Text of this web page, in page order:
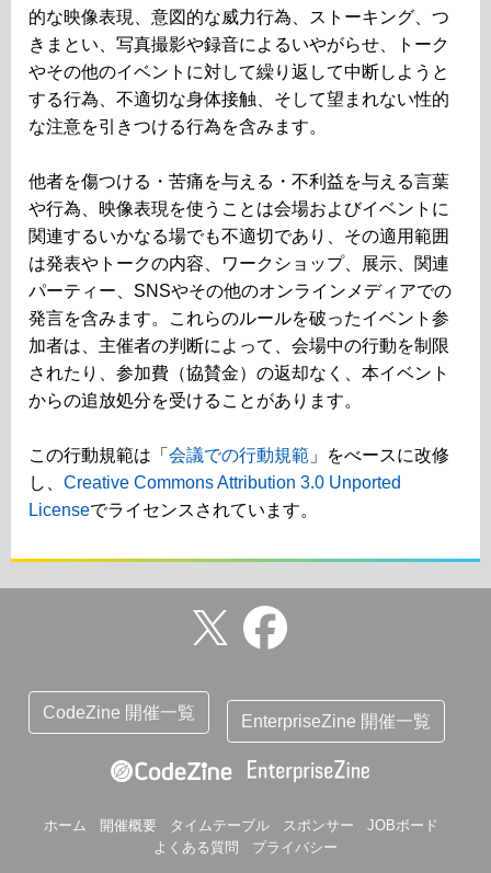
的な映像表現、意図的な威力行為、ストーキング、つ
きまとい、写真撮影や録音によるいやがらせ、トーク
やその他のイベントに対して繰り返して中断しようと
する行為、不適切な身体接触、そして望まれない性的
な注意を引きつける行為を含みます。
他者を傷つける・苦痛を与える・不利益を与える言葉
や行為、映像表現を使うことは会場およびイベントに
関連するいかなる場でも不適切であり、その適用範囲
は発表やトークの内容、ワークショップ、展示、関連
パーティー、SNSやその他のオンラインメディアでの
発言を含みます。これらのルールを破ったイベント参
加者は、主催者の判断によって、会場中の行動を制限
されたり、参加費（協賛金）の返却なく、本イベント
からの追放処分を受けることがあります。
この行動規範は「 会議での行動規範 」をべースに改修
し、 Creative Commons Attribution 3.0 Unported
Licenseでライセンスされています。
CodeZine 開催一覧 EnterpriseZine 開催一覧
ホーム 開催概要 タイムテーブル スポンサー
JOBボード
よくある質問
プライバシー